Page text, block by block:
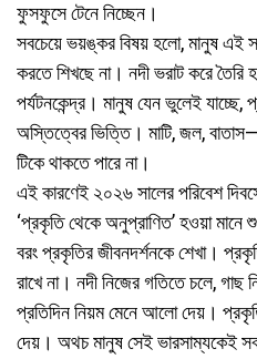
ফুসফুসে টেনে নিচ্ছেন।
সবচেয়ে ভয়ঙ্কর বিষয় হলো, মানুষ এই
করতে শিখছে না। নদী ভরাট করে তৈরি
পর্যটনকেন্দ্র। মানুষ যেন ভুলেই
অস্তিত্বের ভিত্তি। মাটি, জল,
টিকে থাকতে পারে না।
এই কারণেই ২০২৬ সালের পরিবেশ
‘প্রকৃতি থেকে অনুপ্রাণিত’ হওয়া
বরং প্রকৃতির জীবনদর্শনকে শেখা।
রাখে না। নদী নিজের গতিতে চলে, গাছ
প্রতিদিন নিয়ম মেনে আলো দেয়।
দেয়। অথচ মানুষ সেই ভারসাম্যকেই